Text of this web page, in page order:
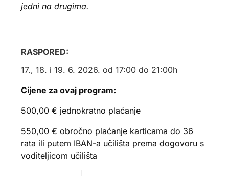
jedni na drugima.
RASPORED:
17., 18. i 19. 6. 2026. od 17:00 do 21:00h
Cijene za ovaj program:
500,00 € jednokratno plaćanje
550,00 € obročno plaćanje karticama do 36
rata ili putem IBAN-a učilišta prema dogovoru s
voditeljicom učilišta